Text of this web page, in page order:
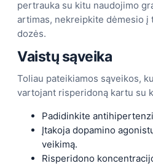
pertrauka su kitu naudojimo
artimas, nekreipkite dėmesio į
dozės.
Vaistų sąveika
Toliau pateikiamos sąveikos,
vartojant risperidoną kartu su
Padidinkite
Įtakoja dopamino
veikimą.
Risperidono